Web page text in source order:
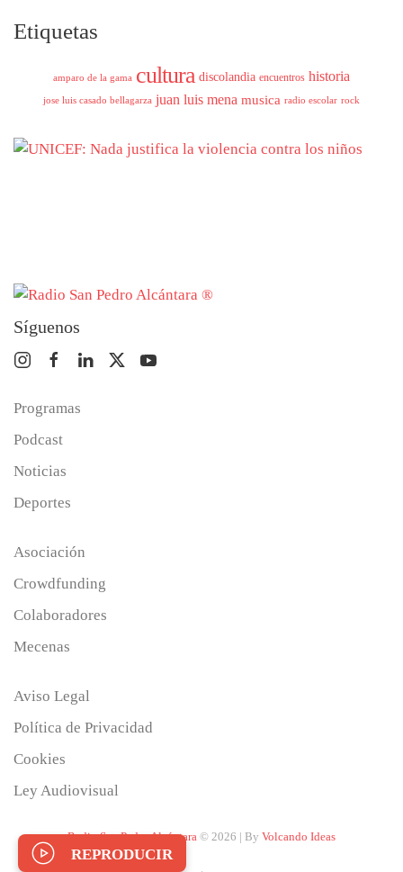
Etiquetas
amparo de la gama cultura discolandia encuentros historia
jose luis casado bellagarza juan luis mena musica radio escolar rock
Síguenos
Programas
Podcast
Noticias
Deportes
Asociación
Crowdfunding
Colaboradores
Mecenas
Aviso Legal
Política de Privacidad
Cookies
Ley Audiovisual
Radio San Pedro Alcántara © 2026 | By Volcando Ideas
REPRODUCIR